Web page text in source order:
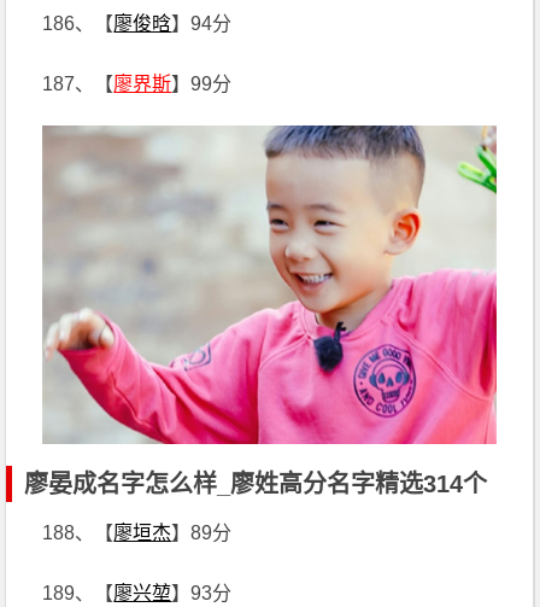
186、【廖俊晗】94分
187、【廖界斯】99分
廖晏成名字怎么样_廖姓高分名字精选314个
188、【廖垣杰】89分
189、【廖兴堃】93分